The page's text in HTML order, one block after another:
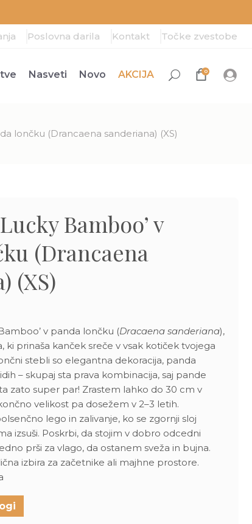
Poslovna darila Kontakt Točke zvestobe
Nasveti Novo AKCIJA 0
lončku (Drancaena sanderiana) (XS)
Bamboo’ v
(Drancaena
(XS)
v panda lončku (Dracaena sanderiana),
ki prinaša kanček sreče v vsak kotiček tvojega
stebli so elegantna dekoracija, panda
– skupaj sta prava kombinacija, saj pande
zato super par! Zrastem lahko do 30 cm v
velikost pa dosežem v 2–3 letih.
lego in zalivanje, ko se zgornji sloj
izsuši. Poskrbi, da stojim v dobro odcedni
prši za vlago, da ostanem sveža in bujna.
izbira za začetnike ali majhne prostore.